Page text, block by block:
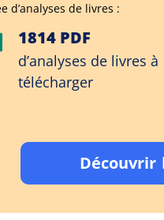
d’analyses de livres :
1814 PDF
d’analyses de livres à
télécharger
Découvrir